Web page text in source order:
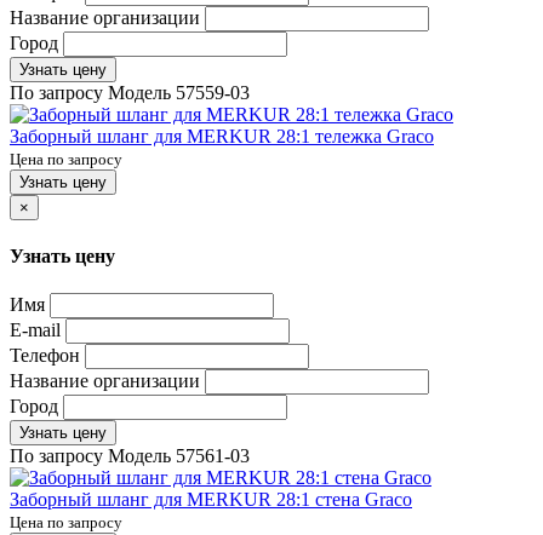
Название организации
Город
Узнать цену
По запросу Модель 57559-03
Заборный шланг для MERKUR 28:1 тележка Graco
Цена по запросу
Узнать цену
×
Узнать цену
Имя
E-mail
Телефон
Название организации
Город
Узнать цену
По запросу Модель 57561-03
Заборный шланг для MERKUR 28:1 стена Graco
Цена по запросу